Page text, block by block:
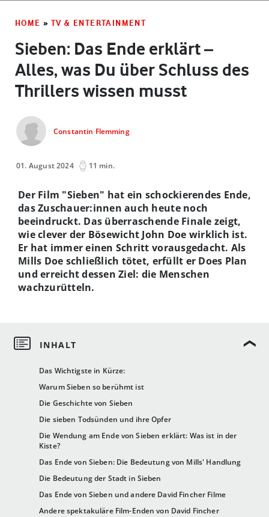
HOME » TV & ENTERTAINMENT
Sieben: Das Ende erklärt –
Alles, was Du über Schluss des
Thrillers wissen musst
Constantin Flemming
01. August 2024 11 min.
Das Wichtigste in Kürze:
Warum Sieben so berühmt ist
Die Geschichte von Sieben
Die sieben Todsünden und ihre Opfer
Die Wendung am Ende von Sieben erklärt: Was ist in der
Kiste?
Das Ende von Sieben: Die Bedeutung von Mills' Handlung
Die Bedeutung der Stadt in Sieben
Das Ende von Sieben und andere David Fincher Filme
Andere spektakuläre Film-Enden von David Fincher
Der Film "Sieben" hat ein schockierendes Ende,
das Zuschauer:innen auch heute noch
beeindruckt. Das überraschende Finale zeigt,
wie clever der Bösewicht John Doe wirklich ist.
Er hat immer einen Schritt vorausgedacht. Als
Mills Doe schließlich tötet, erfüllt er Does Plan
und erreicht dessen Ziel: die Menschen
wachzurütteln.